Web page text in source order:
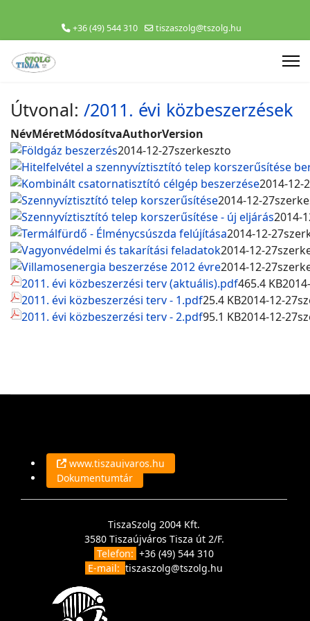
+36 (49) 544 310 tiszaszolg@tszolg.hu
Útvonal: /2011. évi közbeszerzések
NévMéretMódosítvaAuthorVersion
Földgáz beszerzés2014-12-27szerkeszto
Hitelfelvétel a szennyvíztisztító telep korszerűsítése
Kombinált csatornatisztító célgép beszerzése2014-12-
Szennyvíztisztító telep korszerűsítése2014-12-27
Szennyvíztisztító telep korszerűsítése - új eljárás2014-
Termálfürdő - Élménycsúszda felújítása2014-12-27
Vagyonvédelmi és takarítási feladatok2014-12-27
Villamosenergia beszerzése 2012 évre2014-12-27
2011. évi közbeszerzési terv (aktuális).pdf465.4 KB
2011. évi közbeszerzési terv - 1.pdf25.4 KB2014-12-27
2011. évi közbeszerzési terv - 2.pdf95.1 KB2014-12-27
www.tiszaujvaros.hu
Dokumentumtár
TiszaSzolg 2004 Kft.
3580 Tiszaújváros Tisza út 2/F.
Telefon: +36 (49) 544 310
E-mail: tiszaszolg@tszolg.hu